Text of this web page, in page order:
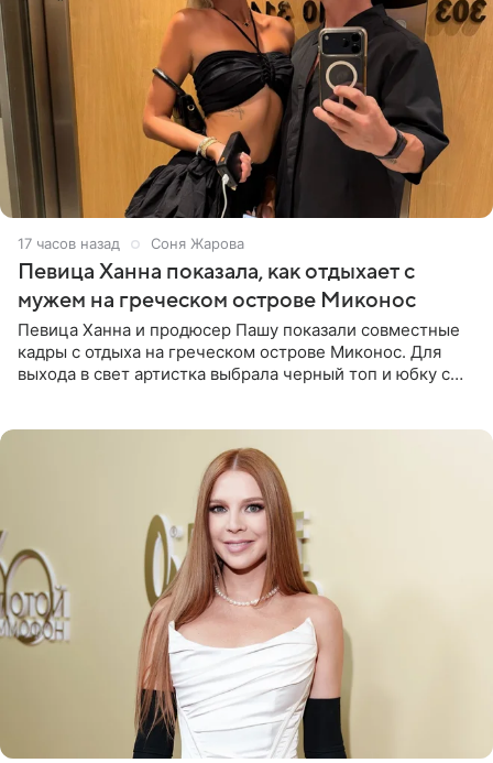
17 часов назад Соня Жарова
Певица Ханна показала, как отдыхает с
мужем на греческом острове Миконос
Певица Ханна и продюсер Пашу показали совместные
кадры с отдыха на греческом острове Миконос. Для
выхода в свет артистка выбрала черный топ и юбку с